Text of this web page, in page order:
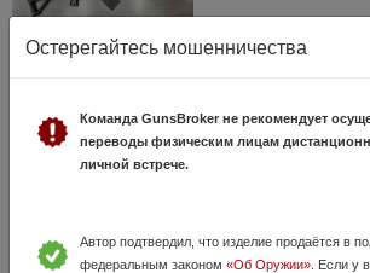
175-75-75
4 Августа, в 20:35
в МАХ: https://max.ru/join/6xdZfb-
0K0CuWRjsHnLtsIiocxh0 Вепрь-12 МОЛОТ к. 12/
Остерегайтесь мошенничества
Команда GunsBroker не рекомендует
переводы физическим лицам
личной встрече.
Автор подтвердил, что изделие продаётся в
федеральным законом «Об Оружии». Если у